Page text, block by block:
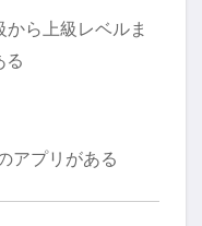
ら上級レベルま
る
アプリがある